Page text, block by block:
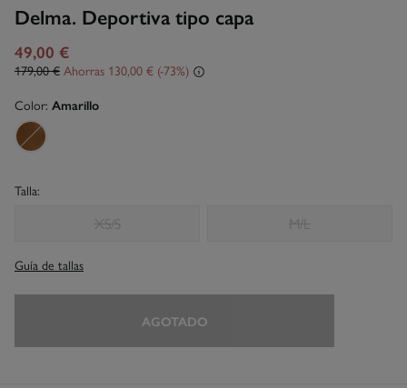
Delma. Deportiva tipo capa
49,00 €
179,00 € Ahorras 130,00 € 73
Color: Amarillo
Talla:
XS/S M/L
Guía de tallas
AGOTADO